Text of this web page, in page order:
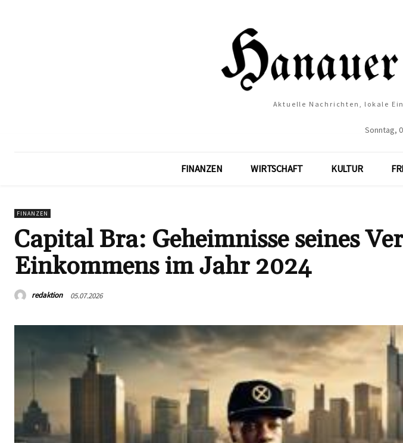
Aktuelle Nachrichten, lokale
Sonntag,
FINANZEN WIRTSCHAFT KULTUR
FINANZEN
Capital Bra: Geheimnisse seines
Einkommens im Jahr 2024
redaktion 05.07.2026